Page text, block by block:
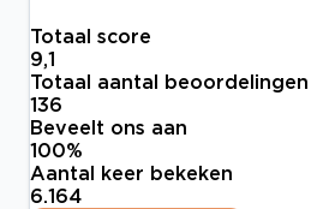
Totaal score
9,1
Totaal aantal beoordelingen
136
Beveelt ons aan
100%
Aantal keer bekeken
6.164